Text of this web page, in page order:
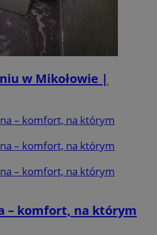
w Mikołowie |
– komfort, na którym